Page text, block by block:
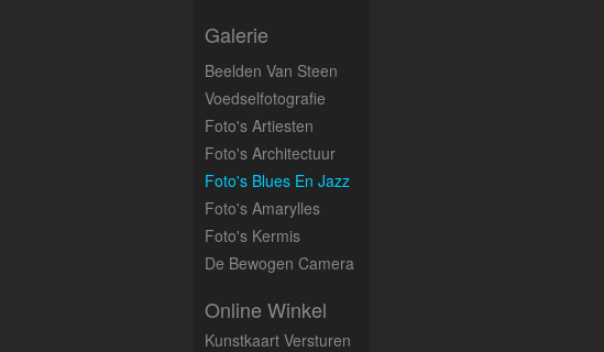
Galerie
Beelden Van Steen
Voedselfotografie
Foto's Artiesten
Foto's Architectuur
Foto's Blues En Jazz
Foto's Amarylles
Foto's Kermis
De Bewogen Camera
Online Winkel
Kunstkaart Versturen